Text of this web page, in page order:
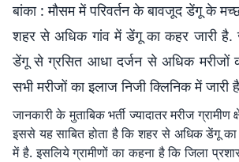
बांका : मौसम में परिवर्तन के बावजूद डेंगू के
शहर से अधिक गांव में डेंगू का कहर जारी है.
डेंगू से ग्रसित आधा दर्जन से अधिक मरीजों
सभी मरीजों का इलाज निजी क्लिनिक में जारी
जानकारी के मुताबिक भर्ती ज्यादातर मरीज
इससे यह साबित होता है कि शहर से अधिक डेंगू का
में है. इसलिये ग्रामीणों का कहना है कि जिला